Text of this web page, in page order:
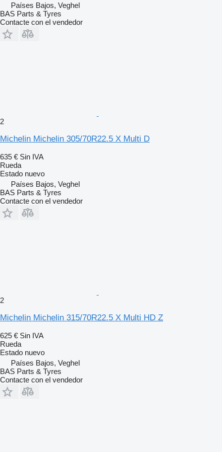
Países Bajos, Veghel
BAS Parts & Tyres
Contacte con el vendedor
2
Michelin Michelin 305/70R22.5 X Multi D
635 € Sin IVA
Rueda
Estado nuevo
Países Bajos, Veghel
BAS Parts & Tyres
Contacte con el vendedor
2
Michelin Michelin 315/70R22.5 X Multi HD Z
625 € Sin IVA
Rueda
Estado nuevo
Países Bajos, Veghel
BAS Parts & Tyres
Contacte con el vendedor